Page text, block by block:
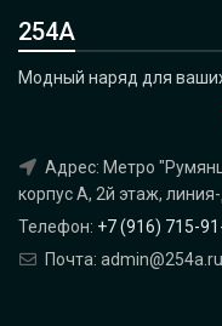
254А
Модный наряд для
Адрес: Метро
корпус А, 2й этаж,
Телефон: +7 (916) 715-
Почта: admin@254a.ru